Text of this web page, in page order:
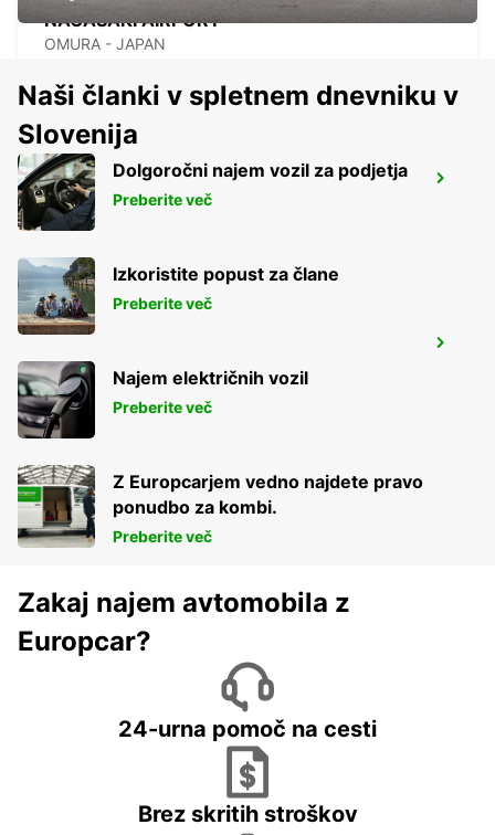
NAGASAKI AIRPORT
OMURA - JAPAN
KAGOSHIMA AIRPORT
KIRISHIMA - JAPAN
YEOSU - KOREA(SOUTH)
Naši članki v spletnem dnevniku v
Slovenija
Dolgoročni najem vozil za podjetja
Preberite več
Izkoristite popust za člane
Preberite več
Najem električnih vozil
Preberite več
Z Europcarjem vedno najdete pravo
ponudbo za kombi.
Preberite več
Zakaj najem avtomobila z
Europcar?
24-urna pomoč na cesti
Brez skritih stroškov